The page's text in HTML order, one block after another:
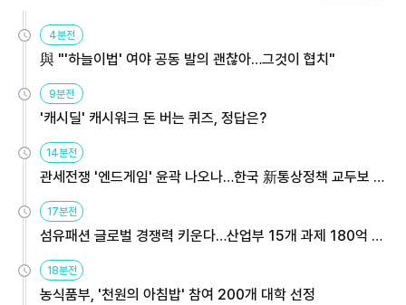
4분전
與 "'하늘이법' 여야 공동 발의 괜찮아…그것이 협치"
9분전
'캐시딜' 캐시워크 돈 버는 퀴즈, 정답은?
14분전
관세전쟁 '엔드게임' 윤곽 나오나…한국 新통상정책 교두보 활
용해야
17분전
섬유패션 글로벌 경쟁력 키운다…산업부 15개 과제 180억 지
원
18분전
농식품부, '천원의 아침밥' 참여 200개 대학 선정